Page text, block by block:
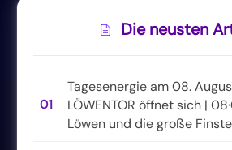
Die neusten
01
Tagesenergie am 08.
LÖWENTOR öffnet sich |
Löwen und die große